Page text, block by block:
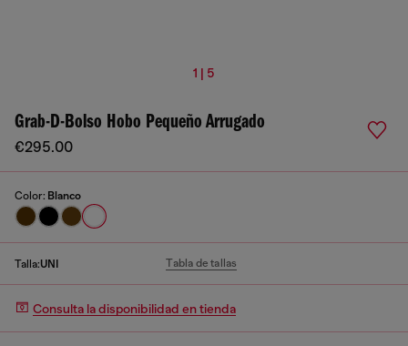
1 | 5
Grab-D-Bolso Hobo Pequeño Arrugado
€295.00
Color: Blanco
Talla:UNI Tabla de tallas
Consulta la disponibilidad en tienda